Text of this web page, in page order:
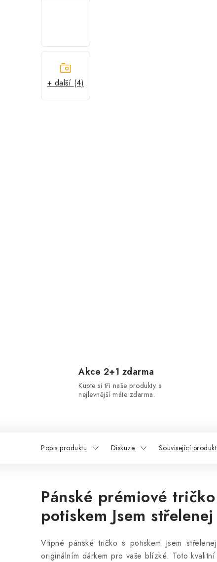
+ další (4)
Akce 2+1 zdarma
Kupte si tři naše produkty a
nejlevnější máte zdarma.
Popis produktu Diskuze Související
Pánské prémiové
potiskem Jsem
Vtipné pánské tričko s potiskem Jsem
originálním dárkem pro vaše blízké. Toto